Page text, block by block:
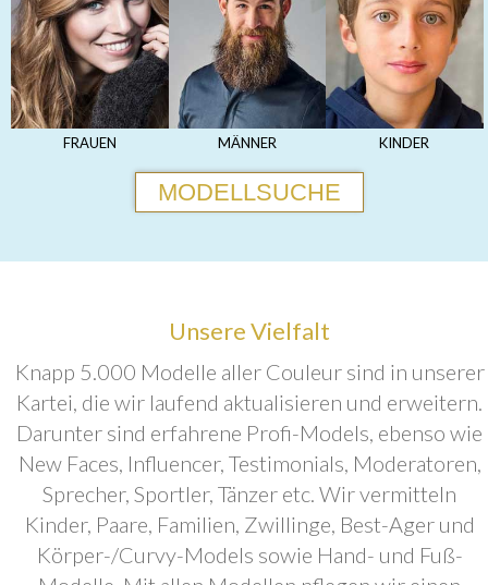
FRAUEN MÄNNER KINDER
MODELLSUCHE
Unsere Vielfalt
Knapp 5.000 Modelle aller Couleur sind in unserer
Kartei, die wir laufend aktualisieren und erweitern.
Darunter sind erfahrene Profi-Models, ebenso wie
New Faces, Influencer, Testimonials, Moderatoren,
Sprecher, Sportler, Tänzer etc. Wir vermitteln
Kinder, Paare, Familien, Zwillinge, Best-Ager und
Körper-/Curvy-Models sowie Hand- und Fuß-